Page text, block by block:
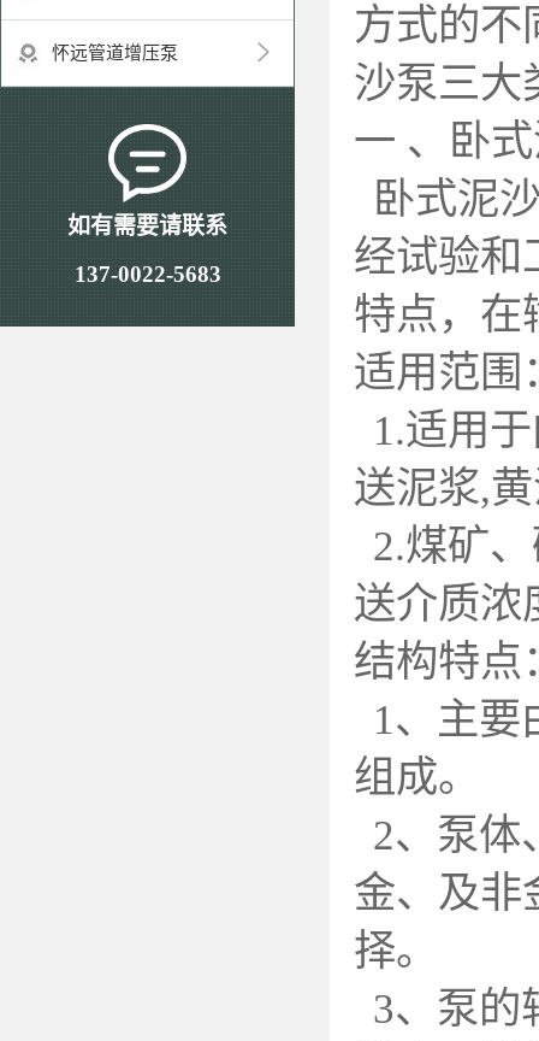
怀远管道增压泵
如有需要请联系
137-0022-5683
方式的不
沙泵三大
一 、卧
卧式泥
经试验和
特点，在
适用范围
1.适用
送泥浆,
2.煤矿
送介质浓
结构特点
1、主要
组成。
2、泵体
金、及非
择。
3、泵的